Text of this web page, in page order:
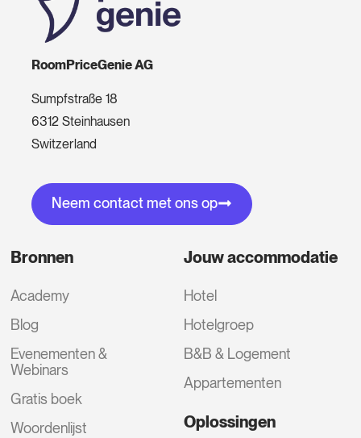
RoomPriceGenie AG
Sumpfstraße 18
6312 Steinhausen
Switzerland
Neem contact met ons op
Bronnen
Academy
Blog
Evenementen &
Webinars
Gratis boek
Woordenlijst
Jouw accommodatie
Hotel
Hotelgroep
B&B & Logement
Appartementen
Oplossingen